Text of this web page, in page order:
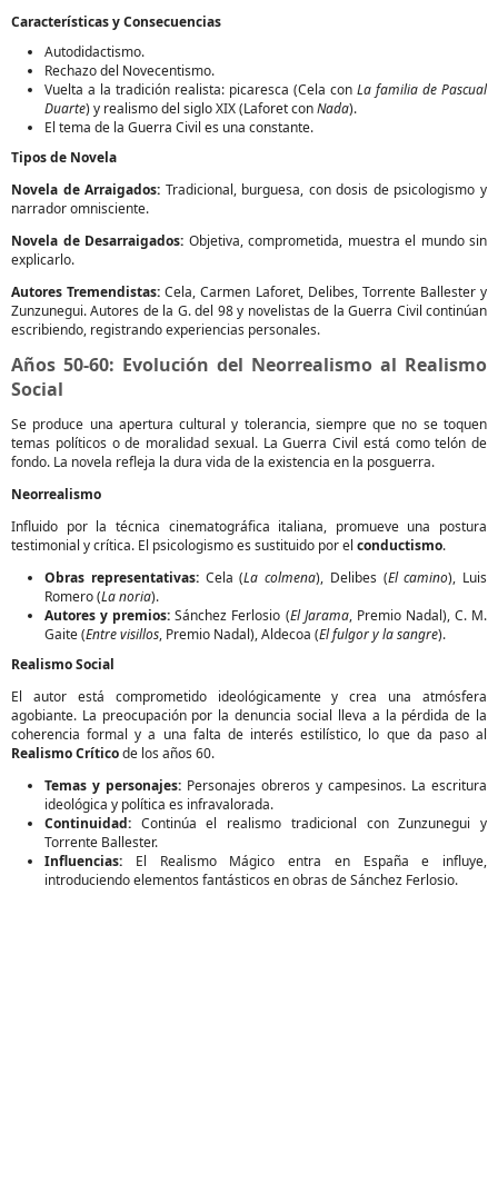
Características y Consecuencias
Autodidactismo.
Rechazo del Novecentismo.
Vuelta a la tradición realista: picaresca (Cela con La familia de Pascual
Duarte) y realismo del siglo XIX (Laforet conNada).
El tema de la Guerra Civil es una constante.
Tipos de Novela
Novela de Arraigados: Tradicional, burguesa, con dosis de psicologismo y
narrador omnisciente.
Novela de Desarraigados: Objetiva, comprometida, muestra el mundo sin
explicarlo.
Autores Tremendistas: Cela, Carmen Laforet, Delibes, Torrente Ballester y
Zunzunegui. Autores de la G. del 98 y novelistas de la Guerra Civil continúan
escribiendo, registrando experiencias personales.
Años 50-60: Evolución del Neorrealismo al Realismo
Social
Se produce una apertura cultural y tolerancia, siempre que no se toquen
temas políticos o de moralidad sexual. La Guerra Civil está como telón de
fondo. La novela refleja la dura vida de la existencia en la posguerra.
Neorrealismo
Influido por la técnica cinematográfica italiana, promueve una postura
testimonial y crítica. El psicologismo es sustituido por el conductismo.
Obras representativas:Cela (La colmena), Delibes (El camino), Luis
Romero (La noria).
Autores y premios: Sánchez Ferlosio (El Jarama, Premio Nadal), C. M.
Gaite (Entre visillos, Premio Nadal), Aldecoa (El fulgor y la sangre).
Realismo Social
El autor está comprometido ideológicamente y crea una atmósfera
agobiante. La preocupación por la denuncia social lleva a la pérdida de la
coherencia formal y a una falta de interés estilístico, lo que da paso al
Realismo Críticode los años 60.
Temas y personajes: Personajes obreros y campesinos. La escritura
ideológica y política es infravalorada.
Continuidad: Continúa el realismo tradicional con Zunzunegui y
Torrente Ballester.
Influencias: El Realismo Mágico entra en España e influye,
introduciendo elementos fantásticos en obras de Sánchez Ferlosio.